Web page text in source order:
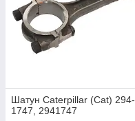
Шатун Caterpillar (Cat) 294-
1747, 2941747